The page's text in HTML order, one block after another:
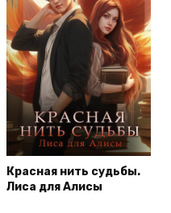
Красная нить судьбы.
Лиса для Алисы